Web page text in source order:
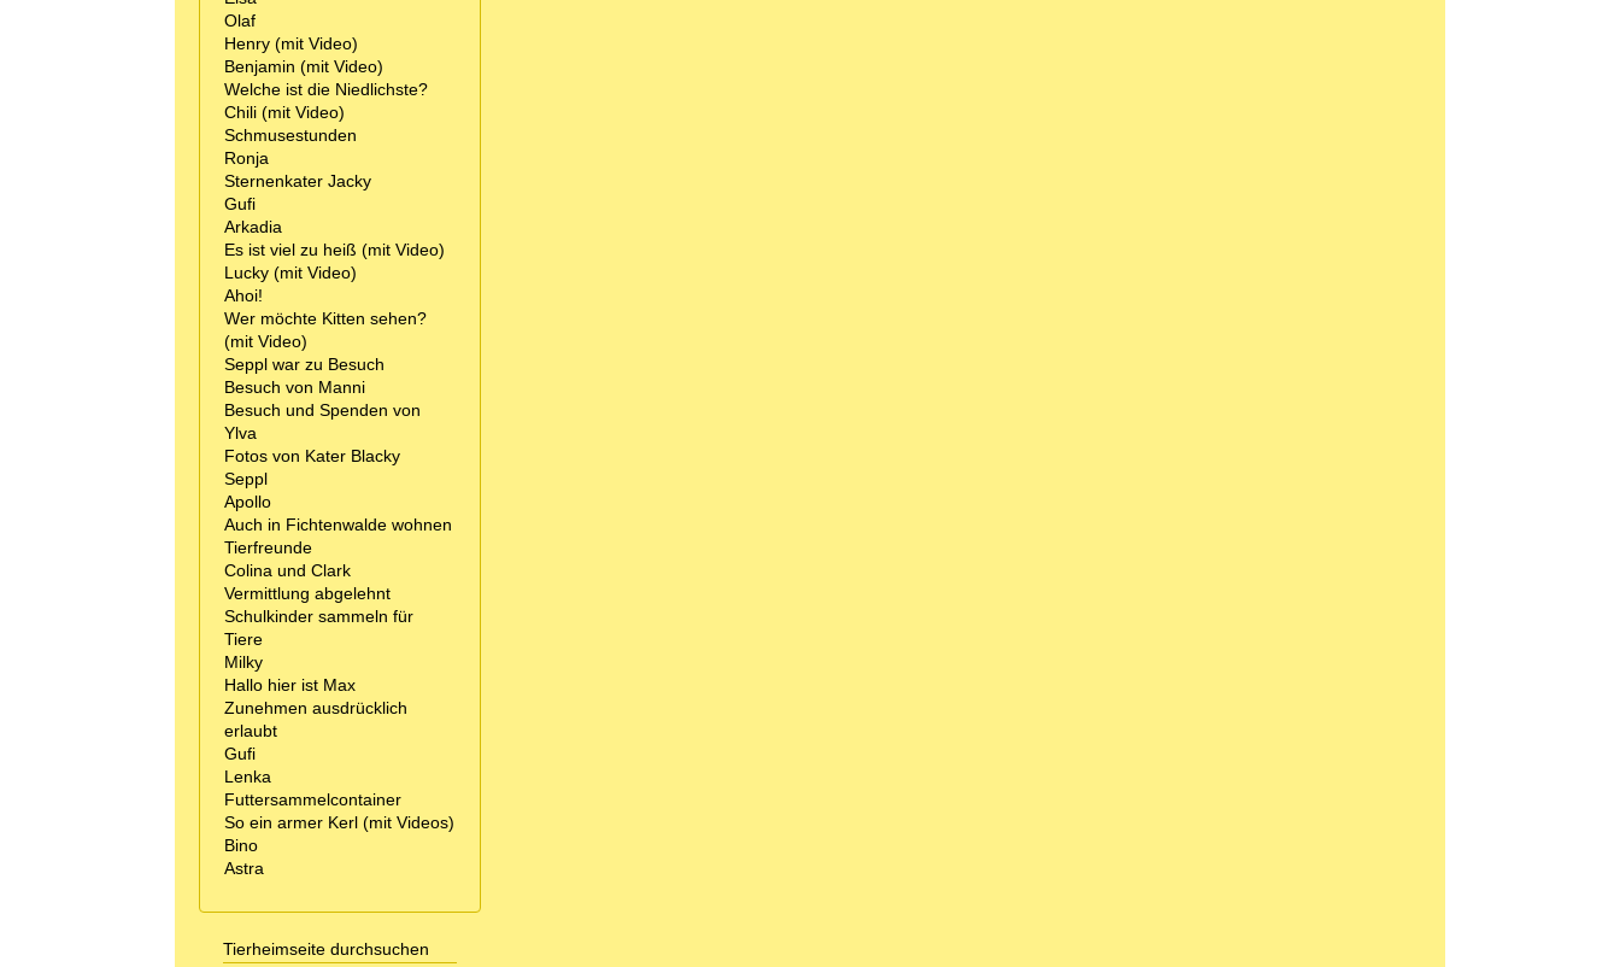
Olaf
Henry (mit Video)
Benjamin (mit Video)
Welche ist die Niedlichste?
Chili (mit Video)
Schmusestunden
Ronja
Sternenkater Jacky
Gufi
Arkadia
Es ist viel zu heiß (mit Video)
Lucky (mit Video)
Ahoi!
Wer möchte Kitten sehen?
(mit Video)
Seppl war zu Besuch
Besuch von Manni
Besuch und Spenden von
Ylva
Fotos von Kater Blacky
Seppl
Apollo
Auch in Fichtenwalde wohnen
Tierfreunde
Colina und Clark
Vermittlung abgelehnt
Schulkinder sammeln für
Tiere
Milky
Hallo hier ist Max
Zunehmen ausdrücklich
erlaubt
Gufi
Lenka
Futtersammelcontainer
So ein armer Kerl (mit Videos)
Bino
Astra
Tierheimseite durchsuchen